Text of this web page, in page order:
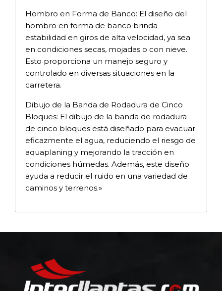
Hombro en Forma de Banco: El diseño del
hombro en forma de banco brinda
estabilidad en giros de alta velocidad, ya sea
en condiciones secas, mojadas o con nieve.
Esto proporciona un manejo seguro y
controlado en diversas situaciones en la
carretera.
Dibujo de la Banda de Rodadura de Cinco
Bloques: El dibujo de la banda de rodadura
de cinco bloques está diseñado para evacuar
eficazmente el agua, reduciendo el riesgo de
aquaplaning y mejorando la tracción en
condiciones húmedas. Además, este diseño
ayuda a reducir el ruido en una variedad de
caminos y terrenos.»